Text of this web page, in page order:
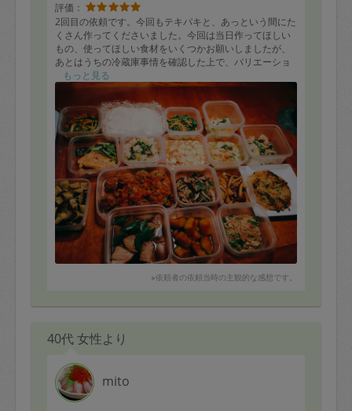
評価：
2回目の依頼です。今回もテキパキと、あっという間にた
くさん作ってくださいました。今回は当日作ってほしい
もの、使ってほしい食材をいくつかお願いしましたが、
あとはうちの冷蔵庫事情を確認した上で、バリエーショ
ンに富んだお料理を作ってくださいました。どのお料理
も美味しく優しい味付けで、特に2歳になる子どもが喜ん
でたくさん食べてくれるので、本当にいつも助かってい
ます。また次回もよろしくお願いいたします。
もっと見る
※依頼者の依頼当時の主観的な感想です。
40代 女性より
mito